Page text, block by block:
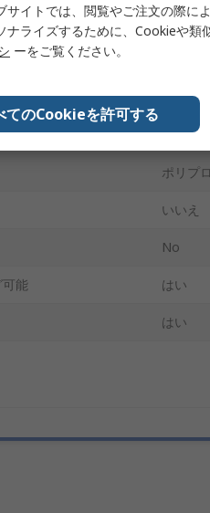
600mm
グレー
なし
ポリプ
いいえ
No
能 はい
はい
サイトでは、閲覧やご注文の際に
ナライズするために、Cookieや類
ーをご覧ください。
てのCookieを許可する